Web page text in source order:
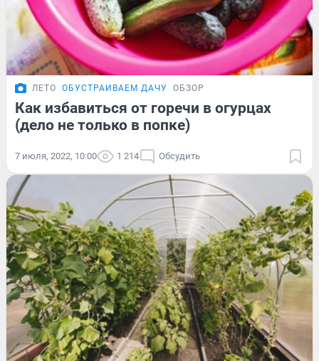
ЛЕТО ОБУСТРАИВАЕМ ДАЧУ ОБЗОР
Как избавиться от горечи в огурцах
(дело не только в попке)
7 июля, 2022, 10:00 1 214 Обсудить